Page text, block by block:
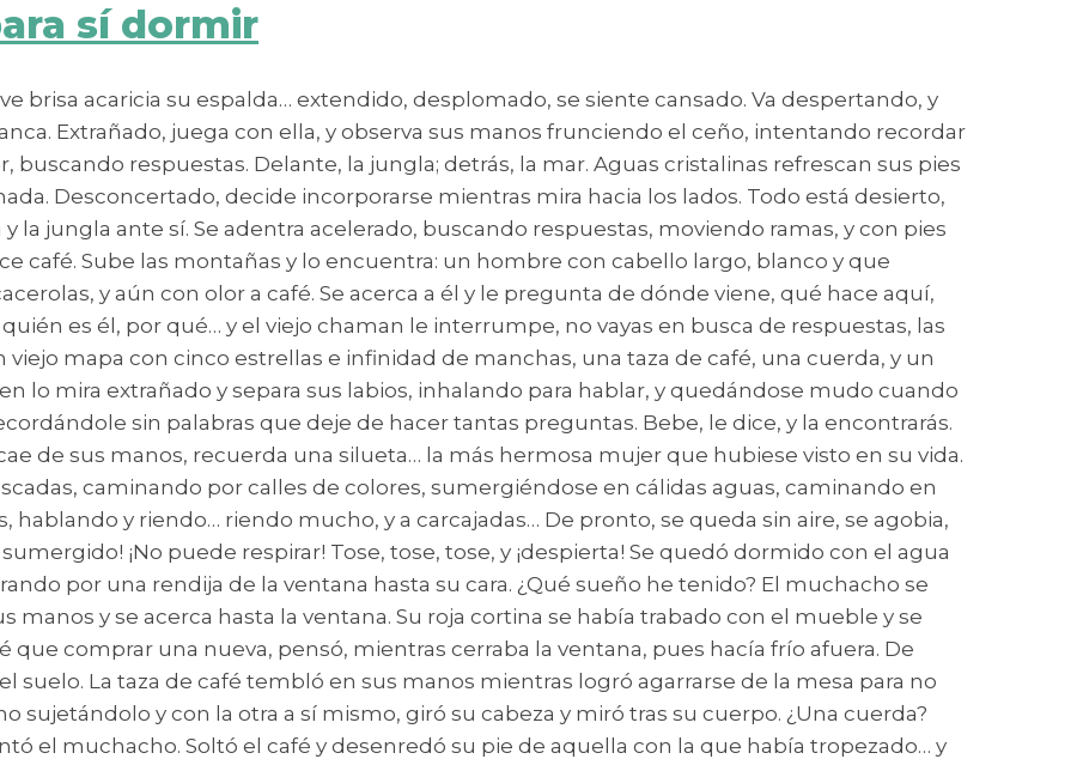
sí dormir
brisa acaricia su espalda… extendido, desplomado, se siente cansado. Va despertando, y
Extrañado, juega con ella, y observa sus manos frunciendo el ceño, intentando recordar
buscando respuestas. Delante, la jungla; detrás, la mar. Aguas cristalinas refrescan sus pies
Desconcertado, decide incorporarse mientras mira hacia los lados. Todo está desierto,
la jungla ante sí. Se adentra acelerado, buscando respuestas, moviendo ramas, y con pies
café. Sube las montañas y lo encuentra: un hombre con cabello largo, blanco y que
y aún con olor a café. Se acerca a él y le pregunta de dónde viene, qué hace aquí,
es él, por qué… y el viejo chaman le interrumpe, no vayas en busca de respuestas, las
mapa con cinco estrellas e infinidad de manchas, una taza de café, una cuerda, y un
lo mira extrañado y separa sus labios, inhalando para hablar, y quedándose mudo cuando
sin palabras que deje de hacer tantas preguntas. Bebe, le dice, y la encontrarás.
de sus manos, recuerda una silueta… la más hermosa mujer que hubiese visto en su vida.
caminando por calles de colores, sumergiéndose en cálidas aguas, caminando en
hablando y riendo… riendo mucho, y a carcajadas… De pronto, se queda sin aire, se agobia,
¡No puede respirar! Tose, tose, tose, y ¡despierta! Se quedó dormido con el agua
por una rendija de la ventana hasta su cara. ¿Qué sueño he tenido? El muchacho se
manos y se acerca hasta la ventana. Su roja cortina se había trabado con el mueble y se
que comprar una nueva, pensó, mientras cerraba la ventana, pues hacía frío afuera. De
suelo. La taza de café tembló en sus manos mientras logró agarrarse de la mesa para no
sujetándolo y con la otra a sí mismo, giró su cabeza y miró tras su cuerpo. ¿Una cuerda?
el muchacho. Soltó el café y desenredó su pie de aquella con la que había tropezado… y